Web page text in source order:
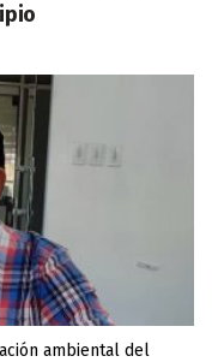
ambiental del